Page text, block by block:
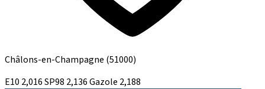
Châlons-en-Champagne (51000)
E10 2,016SP98 2,136Gazole 2,188